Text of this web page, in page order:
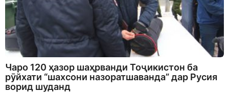
Чаро 120 ҳазор шаҳрванди Тоҷикистон ба
рӯйхати “шахсони назоратшаванда” дар Русия
ворид шуданд